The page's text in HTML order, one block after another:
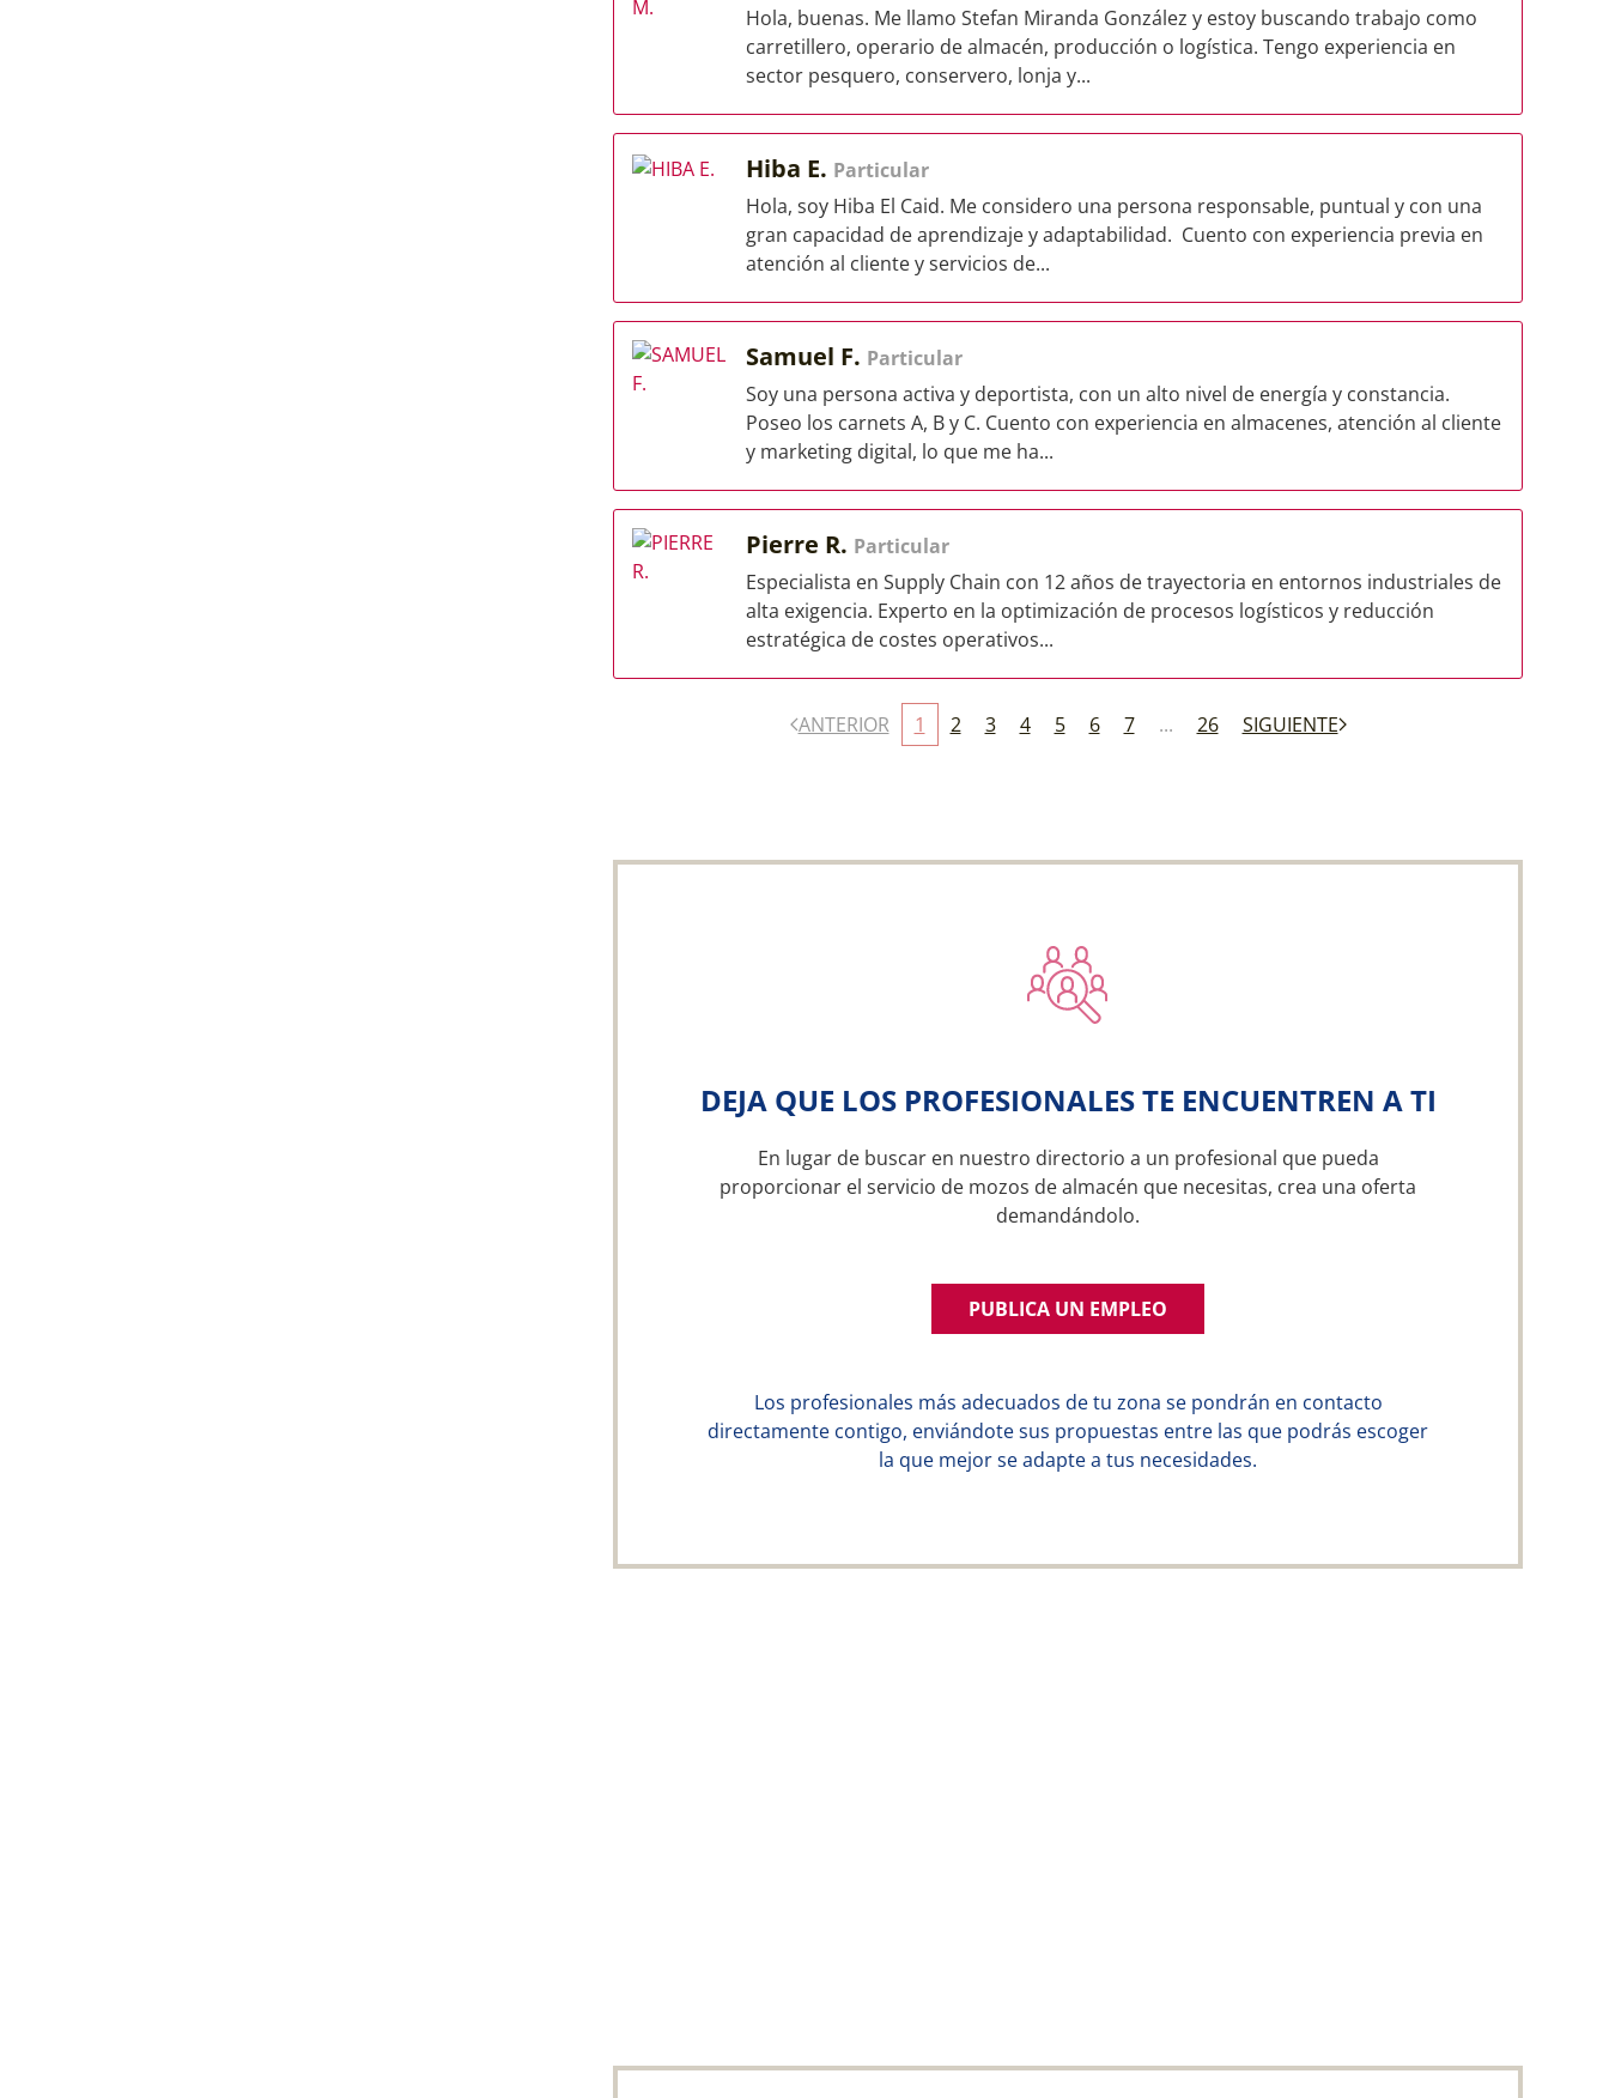
Hola, buenas. Me llamo Stefan Miranda González y estoy buscando trabajo como
carretillero, operario de almacén, producción o logística. Tengo experiencia en
sector pesquero, conservero, lonja y...
Hiba E. Particular
Hola, soy Hiba El Caid. Me considero una persona responsable, puntual y con una
gran capacidad de aprendizaje y adaptabilidad. Cuento con experiencia previa en
atención al cliente y servicios de...
Samuel F. Particular
Soy una persona activa y deportista, con un alto nivel de energía y constancia.
Poseo los carnets A, B y C. Cuento con experiencia en almacenes, atención al cliente
y marketing digital, lo que me ha...
Pierre R. Particular
Especialista en Supply Chain con 12 años de trayectoria en entornos industriales de
alta exigencia. Experto en la optimización de procesos logísticos y reducción
estratégica de costes operativos...
ANTERIOR 1 2 3 4 5 6 7 ... 26 SIGUIENTE
DEJA QUE LOS PROFESIONALES TE ENCUENTREN A TI
En lugar de buscar en nuestro directorio a un profesional que pueda
proporcionar el servicio de mozos de almacén que necesitas, crea una oferta
demandándolo.
PUBLICA UN EMPLEO
Los profesionales más adecuados de tu zona se pondrán en contacto
directamente contigo, enviándote sus propuestas entre las que podrás escoger
la que mejor se adapte a tus necesidades.